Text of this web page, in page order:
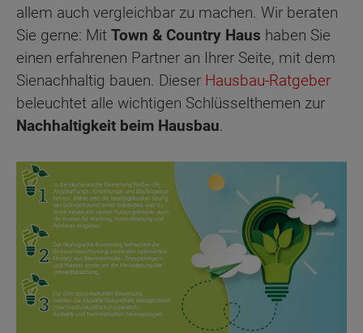
allem auch vergleichbar zu machen. Wir beraten
Sie gerne: Mit Town & Country Haus haben Sie
einen erfahrenen Partner an Ihrer Seite, mit dem
Sienachhaltig bauen. Dieser Hausbau-Ratgeber
beleuchtet alle wichtigen Schlüsselthemen zur
Nachhaltigkeit beim Hausbau.